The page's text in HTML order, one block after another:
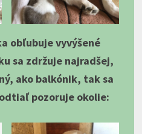
obľubuje vyvýšené
sa zdržuje najradšej,
ako balkónik, tak sa
pozoruje okolie: